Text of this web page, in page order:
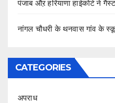
पंजाब औऱ हरियाणा हाईकोर्ट ने
नांगल चौधरी के थनवास गांव के
CATEGORIES
अपराध